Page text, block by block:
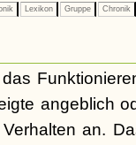
Lexikon Gruppe Chronik
angeblich
an.